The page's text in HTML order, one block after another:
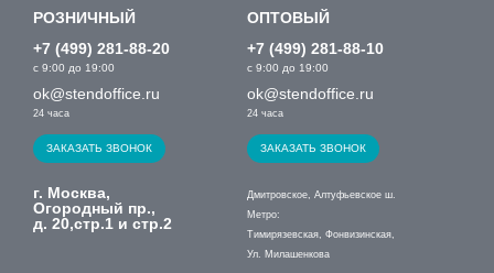
РОЗНИЧНЫЙ
+7 (499) 281-88-20
с 9:00 до 19:00
ok@stendoffice.ru
24 часа
ЗАКАЗАТЬ ЗВОНОК
ОПТОВЫЙ
+7 (499) 281-88-10
с 9:00 до 19:00
ok@stendoffice.ru
24 часа
ЗАКАЗАТЬ ЗВОНОК
г. Москва,
Огородный пр.,
д. 20,стр.1 и стр.2
Дмитровское, Алтуфьевское ш.
Метро:
Тимирязевская, Фонвизинская,
Ул. Милашенкова